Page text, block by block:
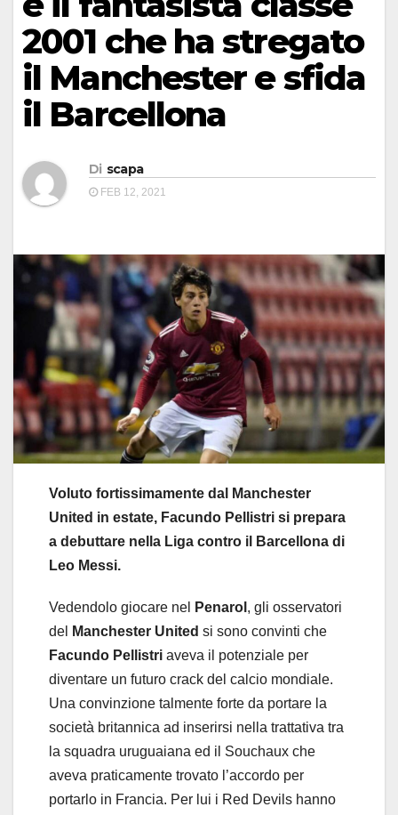
2001 che ha stregato
il Manchester e sfida
il Barcellona
Di scapa
FEB 12, 2021
Voluto fortissimamente dal Manchester
United in estate, Facundo Pellistri si prepara
a debuttare nella Liga contro il Barcellona di
Leo Messi.
Vedendolo giocare nel Penarol , gli osservatori
del
Manchester United si sono convinti che
Facundo Pellistri aveva il potenziale per
diventare un futuro crack del calcio mondiale.
Una convinzione talmente forte da portare la
società britannica ad inserirsi nella trattativa tra
la squadra uruguaiana ed il Souchaux che
aveva praticamente trovato l’accordo per
portarlo in Francia. Per lui i Red Devils hanno